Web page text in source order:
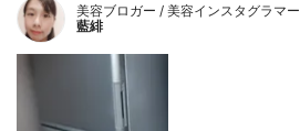
美容ブロガー / 美容インスタグラマー
藍緋